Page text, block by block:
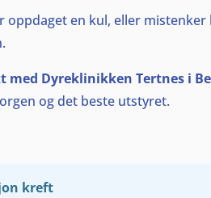
oppdaget en kul, eller
med Dyreklinikken Tertnes i
og det beste utstyret.
kreft